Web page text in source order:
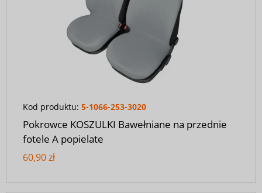
Kod produktu: 5-1066-253-3020
Pokrowce KOSZULKI Bawełniane na przednie
fotele A popielate
60,90 zł